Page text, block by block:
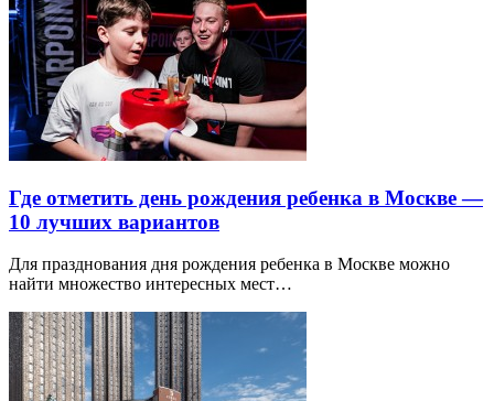
Где отметить день рождения ребенка в Москве —
10 лучших вариантов
Для празднования дня рождения ребенка в Москве можно
найти множество интересных мест…